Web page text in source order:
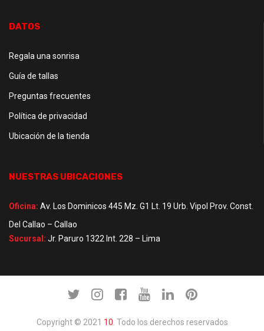
DATOS
Regala una sonrisa
Guía de tallas
Preguntas frecuentes
Política de privacidad
Ubicación de la tienda
NUESTRAS UBICACIONES
Oficina: Av. Los Dominicos 445 Mz. G1 Lt. 19 Urb. Vipol Prov. Const.
Del Callao – Callao
Sucursal: Jr. Paruro 1322 Int. 228 – Lima
Copyright © 2021 10 . Todo los derechos reservados